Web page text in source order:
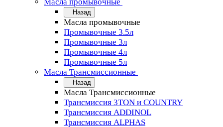
Назад
Масла промывочные
Промывочные 3.5л
Промывочные 3л
Промывочные 4л
Промывочные 5л
Масла Трансмиссионные
Назад
Масла Трансмиссионные
Трансмиссия 3TON и COUNTRY
Трансмиссия ADDINOL
Трансмиссия ALPHAS